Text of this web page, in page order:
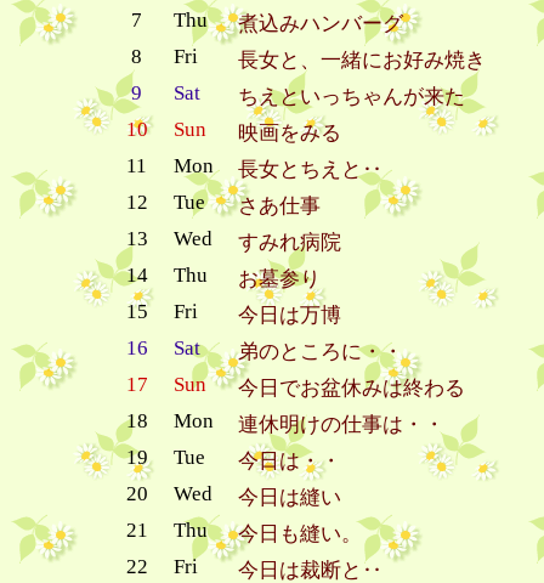
7
Thu
煮込みハンバーグ
8
Fri
長女と、一緒にお好み焼き
9
Sat
ちえといっちゃんが来た
10
Sun
映画をみる
11
Mon
長女とちえと‥
12
Tue
さあ仕事
13
Wed
すみれ病院
14
Thu
お墓参り
15
Fri
今日は万博
16
Sat
弟のところに・・
17
Sun
今日でお盆休みは終わる
18
Mon
連休明けの仕事は・・
19
Tue
今日は・・
20
Wed
今日は縫い
21
Thu
今日も縫い。
22
Fri
今日は裁断と‥